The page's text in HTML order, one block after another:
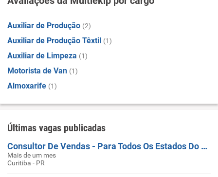
Auxiliar de Produção (2)
Auxiliar de Produção Têxtil (1)
Auxiliar de Limpeza (1)
Motorista de Van (1)
Almoxarife (1)
Últimas vagas publicadas
Consultor De Vendas - Para Todos Os Estados Do Brasil
Mais de um mes
Curitiba - PR